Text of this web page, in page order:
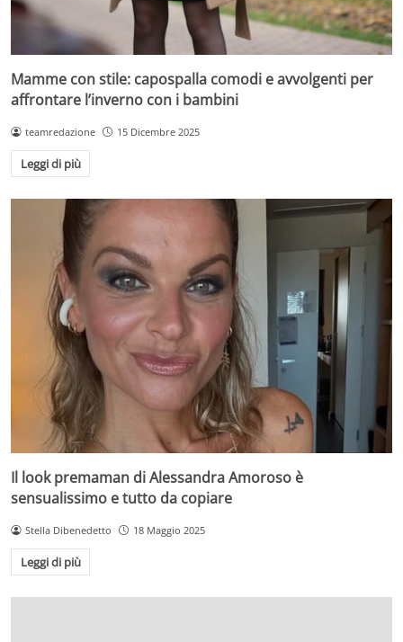
Mamme con stile: capospalla comodi e avvolgenti per
affrontare l’inverno con i bambini
teamredazione 15 Dicembre 2025
Leggi di più
Il look premaman di Alessandra Amoroso è
sensualissimo e tutto da copiare
Stella Dibenedetto 18 Maggio 2025
Leggi di più